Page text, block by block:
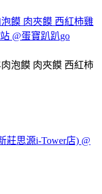
饃 肉夾饃 西紅柿雞
@蛋寶趴趴go
莊思源i-Tower店) @